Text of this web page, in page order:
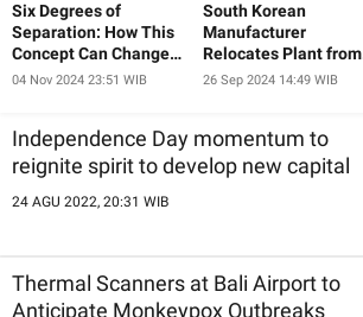
Six Degrees of
Separation: How This
Concept Can Change
Our Lives and Help Us
04 Nov 2024 23:51 WIB
South Korean
Manufacturer
Relocates Plant from
China to Indonesia
26 Sep 2024 14:49 WIB
Independence Day momentum to
reignite spirit to develop new capital
24 AGU 2022, 20:31 WIB
Thermal Scanners at Bali Airport to
Anticipate Monkeypox Outbreaks